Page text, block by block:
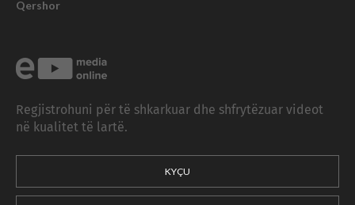
Qershor
Regjistrohuni për të shkarkuar dhe shfrytëzuar videot
në kualitet të lartë.
KYÇU